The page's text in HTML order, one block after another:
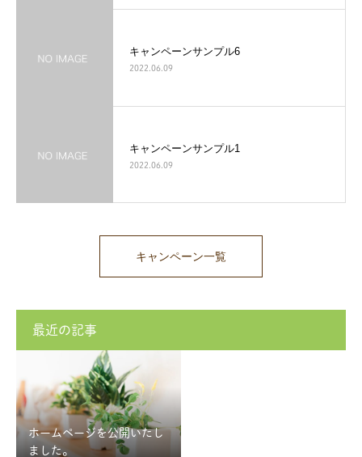
キャンペーンサンプル6
2022.06.09
キャンペーンサンプル1
2022.06.09
キャンペーン一覧
最近の記事
ホームページを公開いたし
ました。